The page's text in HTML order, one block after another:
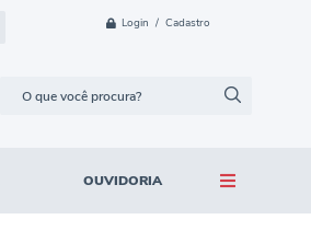
Login / Cadastro
OUVIDORIA